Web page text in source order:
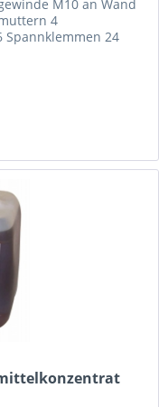
M10 an Wand
4
24